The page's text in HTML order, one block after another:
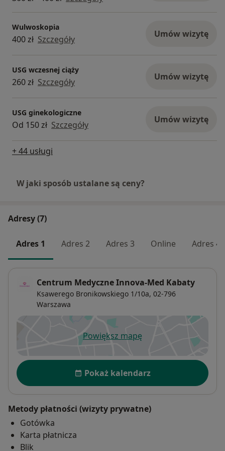
Wulwoskopia
400 zł Szczegóły Umów wizytę
USG wczesnej ciąży
260 zł Szczegóły Umów wizytę
USG ginekologiczne
Od 150 zł Szczegóły Umów wizytę
+ 44 usługi
W jaki sposób ustalane są ceny?
Adresy (7)
Adres 1 Adres 2 Adres 3 Online Adres 4
Centrum Medyczne Innova-Med Kabaty
Ksawerego Bronikowskiego 1/10a, 02-796
Warszawa
Powiększ mapęotwiera się w nowej karcie
Dostępność
Pokaż kalendarz
Metody płatności (wizyty prywatne)
Gotówka
Karta płatnicza
Blik